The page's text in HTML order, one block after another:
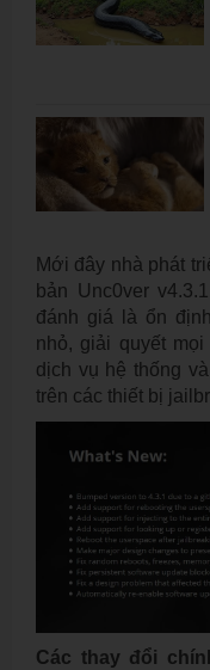
Mới đây nhà phát
bản Unc0ver
đánh giá là ổn
nhỏ, giải quyết
dịch vụ hệ thống
trên các thiết bị
Các thay đổi